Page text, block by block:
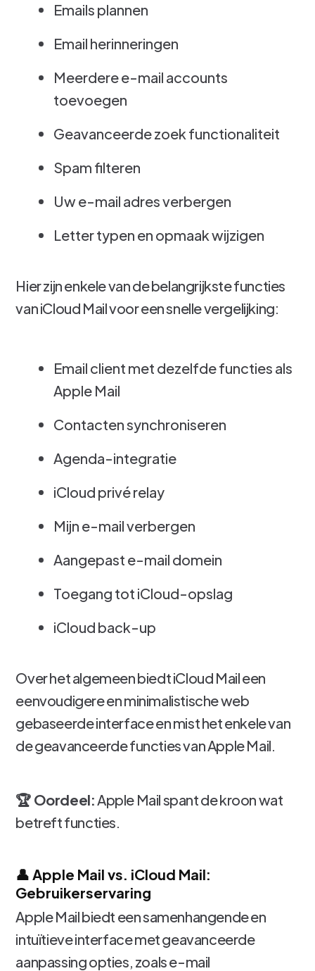
Emails plannen
Email herinneringen
Meerdere e-mail accounts
toevoegen
Geavanceerde zoek functionaliteit
Spam filteren
Uw e-mail adres verbergen
Letter typen en opmaak wijzigen
Hier zijn enkele van de belangrijkste functies
van iCloud Mail voor een snelle vergelijking:
Email client met dezelfde functies als
Apple Mail
Contacten synchroniseren
Agenda-integratie
iCloud privé relay
Mijn e-mail verbergen
Aangepast e-mail domein
Toegang tot iCloud-opslag
iCloud back-up
Over het algemeen biedt iCloud Mail een
eenvoudigere en minimalistische web
gebaseerde interface en mist het enkele van
de geavanceerde functies van Apple Mail.
🏆 Oordeel:Apple Mail spant de kroon wat
betreft functies.
👤 Apple Mail vs. iCloud Mail:
Gebruikerservaring
Apple Mail biedt een samenhangende en
intuïtieve interface met geavanceerde
aanpassing opties, zoals e-mail